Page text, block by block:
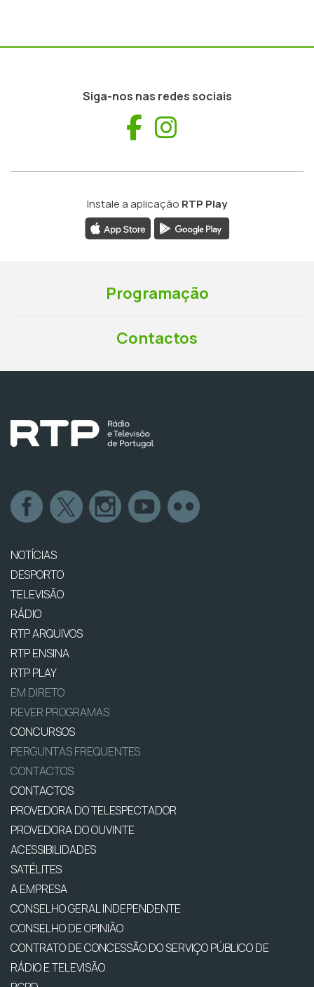
Siga-nos nas redes sociais
Facebook
Instale a aplicação RTP Play
Programação
Contactos
NOTÍCIAS
DESPORTO
TELEVISÃO
RÁDIO
RTP ARQUIVOS
RTP ENSINA
RTP PLAY
EM DIRETO
REVER PROGRAMAS
CONCURSOS
PERGUNTAS FREQUENTES
CONTACTOS
CONTACTOS
PROVEDORA DO TELESPECTADOR
PROVEDORA DO OUVINTE
ACESSIBILIDADES
SATÉLITES
A EMPRESA
CONSELHO GERAL INDEPENDENTE
CONSELHO DE OPINIÃO
CONTRATO DE CONCESSÃO DO SERVIÇO PÚBLICO DE
RÁDIO E TELEVISÃO